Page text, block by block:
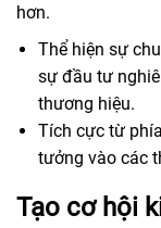
hơn.
Thể hiện sự
sự đầu tư
thương hiệu.
Tích cực từ
tưởng vào các
Tạo cơ hội